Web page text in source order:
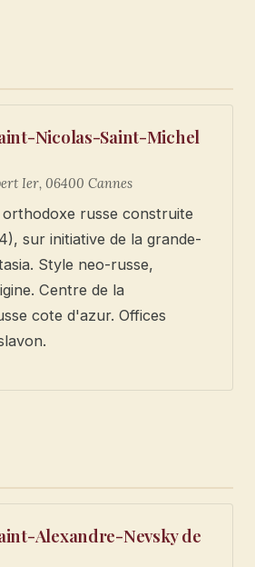
Nicolas-Saint-Michel
Ier, 06400 Cannes
orthodoxe russe construite
sur initiative de la grande-
Style neo-russe,
Centre de la
cote d'azur. Offices
Alexandre-Nevsky de